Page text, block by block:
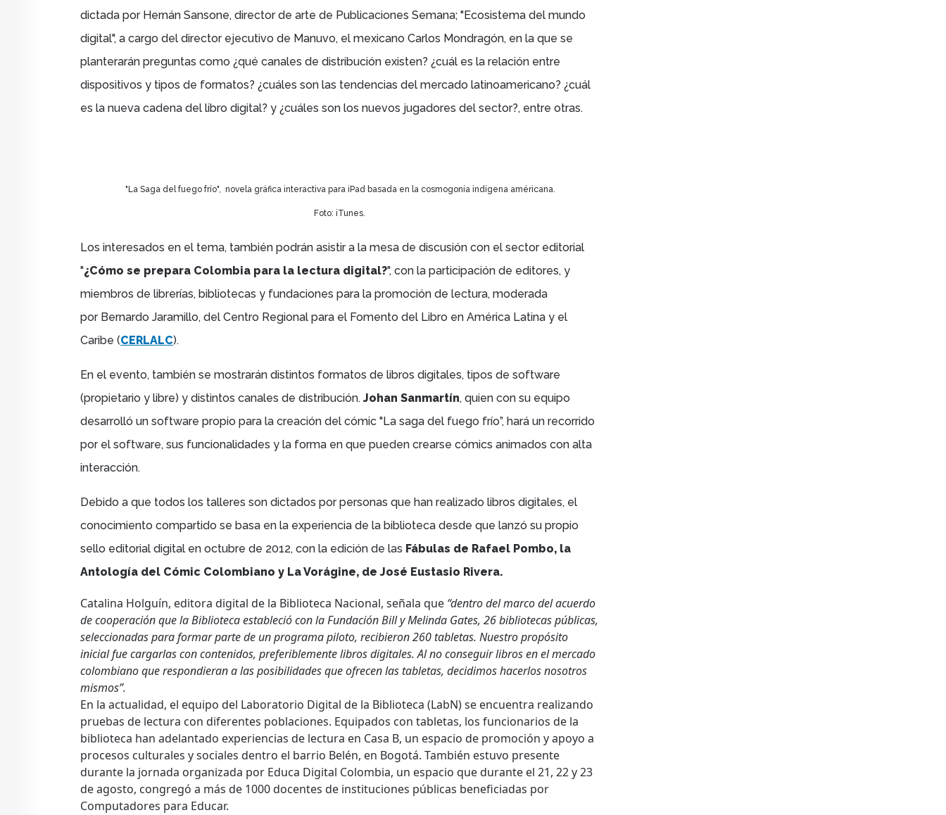
dictada por Hernán Sansone, director de arte de Publicaciones Semana; "Ecosistema del mundo
digital", a cargo del director ejecutivo de Manuvo, el mexicano Carlos Mondragón, en la que se
planterarán preguntas como ¿qué canales de distribución existen? ¿cuál es la relación entre
dispositivos y tipos de formatos? ¿cuáles son las tendencias del mercado latinoamericano? ¿cuál
es la nueva cadena del libro digital? y ¿cuáles son los nuevos jugadores del sector?, entre otras.
"La Saga del fuego frío", novela gráfica interactiva para iPad basada en la cosmogonía indígena américana.
Foto: iTunes.
Los interesados en el tema, también podrán asistir a la mesa de discusión con el sector editorial
"¿Cómo se prepara Colombia para la lectura digital?", con la participación de editores, y
miembros de librerías, bibliotecas y fundaciones para la promoción de lectura, moderada
por Bernardo Jaramillo, del Centro Regional para el Fomento del Libro en América Latina y el
Caribe (CERLALC).
En el evento, también se mostrarán distintos formatos de libros digitales, tipos de software
(propietario y libre) y distintos canales de distribución. Johan Sanmartín, quien con su equipo
desarrolló un software propio para la creación del cómic "La saga del fuego frío”, hará un recorrido
por el software, sus funcionalidades y la forma en que pueden crearse cómics animados con alta
interacción.
Debido a que todos los talleres son dictados por personas que han realizado libros digitales, el
conocimiento compartido se basa en la experiencia de la biblioteca desde que lanzó su propio
sello editorial digital en octubre de 2012, con la edición de las Fábulas de Rafael Pombo, la
Antología del Cómic Colombiano y La Vorágine, de José Eustasio Rivera.
Catalina Holguín, editora digital de la Biblioteca Nacional, señala que “dentro del marco del acuerdo
de cooperación que la Biblioteca estableció con la Fundación Bill y Melinda Gates, 26 bibliotecas públicas,
seleccionadas para formar parte de un programa piloto, recibieron 260 tabletas. Nuestro propósito
inicial fue cargarlas con contenidos, preferiblemente libros digitales. Al no conseguir libros en el mercado
colombiano que respondieran a las posibilidades que ofrecen las tabletas, decidimos hacerlos nosotros
mismos”.
En la actualidad, el equipo del Laboratorio Digital de la Biblioteca (LabN) se encuentra realizando
pruebas de lectura con diferentes poblaciones. Equipados con tabletas, los funcionarios de la
biblioteca han adelantado experiencias de lectura en Casa B, un espacio de promoción y apoyo a
procesos culturales y sociales dentro el barrio Belén, en Bogotá. También estuvo presente
durante la jornada organizada por Educa Digital Colombia, un espacio que durante el 21, 22 y 23
de agosto, congregó a más de 1000 docentes de instituciones públicas beneficiadas por
Computadores para Educar.